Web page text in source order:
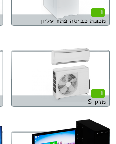
1
מכונת כביסה פתח עליון
1
מזגן S